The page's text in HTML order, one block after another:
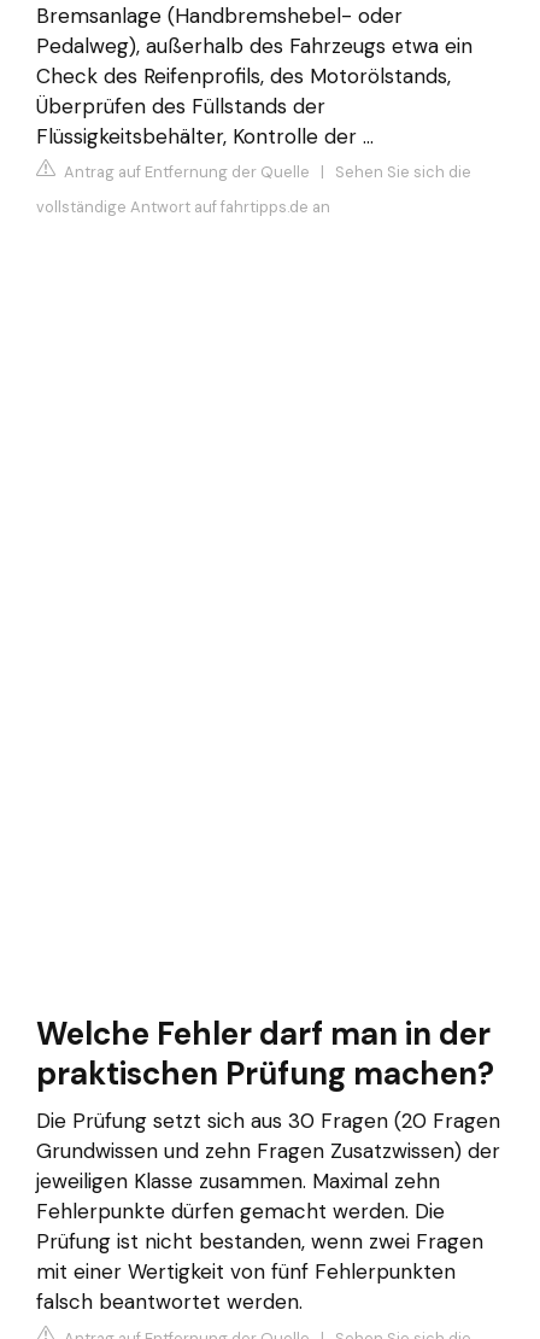
Bremsanlage (Handbremshebel- oder
Pedalweg), außerhalb des Fahrzeugs etwa ein
Check des Reifenprofils, des Motorölstands,
Überprüfen des Füllstands der
Flüssigkeitsbehälter, Kontrolle der ...
Antrag auf Entfernung der Quelle | Sehen Sie sich die
vollständige Antwort auf fahrtipps.de an
Welche Fehler darf man in der
praktischen Prüfung machen?
Die Prüfung setzt sich aus 30 Fragen (20 Fragen
Grundwissen und zehn Fragen Zusatzwissen) der
jeweiligen Klasse zusammen. Maximal zehn
Fehlerpunkte dürfen gemacht werden. Die
Prüfung ist nicht bestanden, wenn zwei Fragen
mit einer Wertigkeit von fünf Fehlerpunkten
falsch beantwortet werden.